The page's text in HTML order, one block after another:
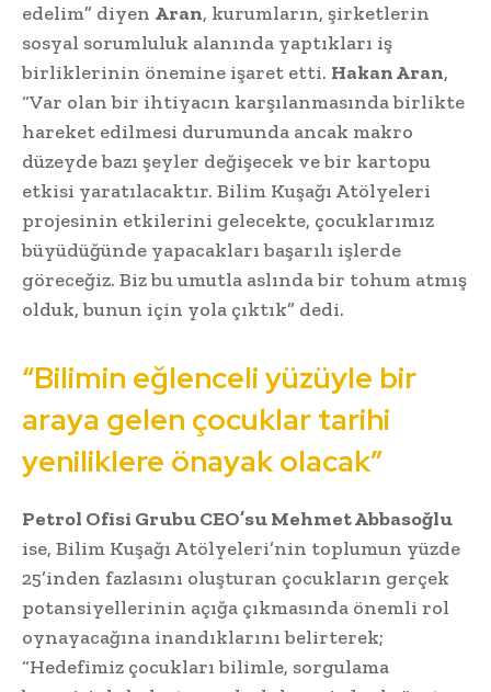
edelim” diyen Aran, kurumların, şirketlerin
sosyal sorumluluk alanında yaptıkları iş
birliklerinin önemine işaret etti. Hakan Aran,
“Var olan bir ihtiyacın karşılanmasında birlikte
hareket edilmesi durumunda ancak makro
düzeyde bazı şeyler değişecek ve bir kartopu
etkisi yaratılacaktır. Bilim Kuşağı Atölyeleri
projesinin etkilerini gelecekte, çocuklarımız
büyüdüğünde yapacakları başarılı işlerde
göreceğiz. Biz bu umutla aslında bir tohum atmış
olduk, bunun için yola çıktık” dedi.
“Bilimin eğlenceli yüzüyle bir
araya gelen çocuklar tarihi
yeniliklere önayak olacak”
Petrol Ofisi Grubu CEO’su Mehmet Abbasoğlu
ise, Bilim Kuşağı Atölyeleri’nin toplumun yüzde
25’inden fazlasını oluşturan çocukların gerçek
potansiyellerinin açığa çıkmasında önemli rol
oynayacağına inandıklarını belirterek;
“Hedefimiz çocukları bilimle, sorgulama